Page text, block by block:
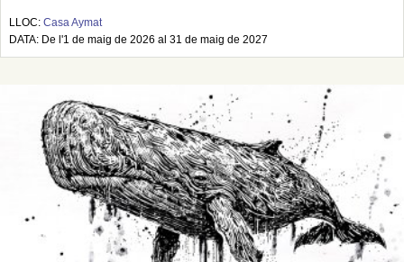
LLOC: Casa Aymat
DATA: De l'1 de maig de 2026 al 31 de maig de 2027